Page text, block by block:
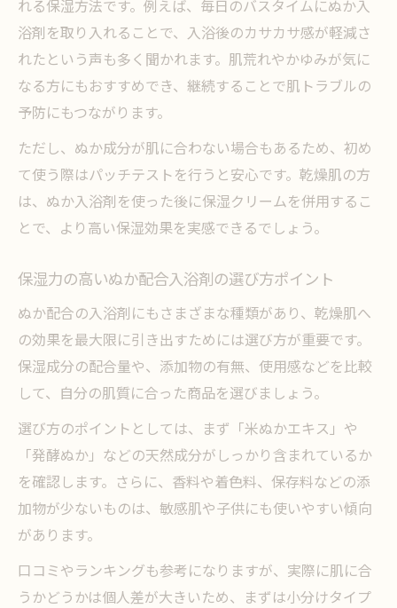
れる保湿方法です。例えば、毎日のバスタイムにぬか入
浴剤を取り入れることで、入浴後のカサカサ感が軽減さ
れたという声も多く聞かれます。肌荒れやかゆみが気に
なる方にもおすすめでき、継続することで肌トラブルの
予防にもつながります。
ただし、ぬか成分が肌に合わない場合もあるため、初め
て使う際はパッチテストを行うと安心です。乾燥肌の方
は、ぬか入浴剤を使った後に保湿クリームを併用するこ
とで、より高い保湿効果を実感できるでしょう。
保湿力の高いぬか配合入浴剤の選び方ポイント
ぬか配合の入浴剤にもさまざまな種類があり、乾燥肌へ
の効果を最大限に引き出すためには選び方が重要です。
保湿成分の配合量や、添加物の有無、使用感などを比較
して、自分の肌質に合った商品を選びましょう。
選び方のポイントとしては、まず「米ぬかエキス」や
「発酵ぬか」などの天然成分がしっかり含まれているか
を確認します。さらに、香料や着色料、保存料などの添
加物が少ないものは、敏感肌や子供にも使いやすい傾向
があります。
口コミやランキングも参考になりますが、実際に肌に合
うかどうかは個人差が大きいため、まずは小分けタイプ